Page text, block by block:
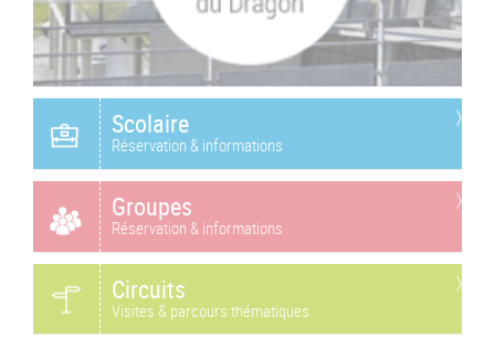
Scolaire
Réservation & informations
Groupes
Réservation & informations
Circuits
Visites & parcours thématiques